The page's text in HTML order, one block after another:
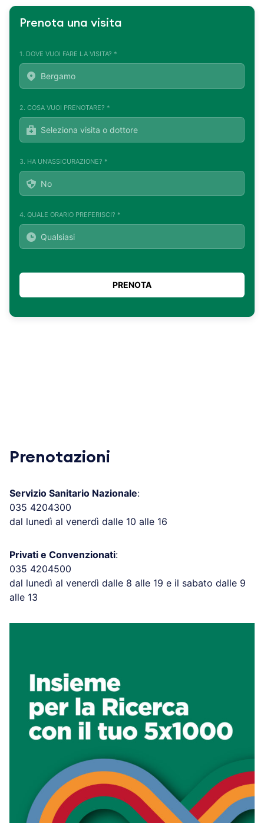
Prenota una visita
1. DOVE VUOI FARE LA VISITA? *
2. COSA VUOI PRENOTARE? *
3. HA UN'ASSICURAZIONE? *
4. QUALE ORARIO PREFERISCI? *
Prenotazioni
Servizio Sanitario Nazionale:
035 4204300
dal lunedì al venerdì dalle 10 alle 16
Privati e Convenzionati:
035 4204500
dal lunedì al venerdì dalle 8 alle 19 e il sabato dalle 9
alle 13